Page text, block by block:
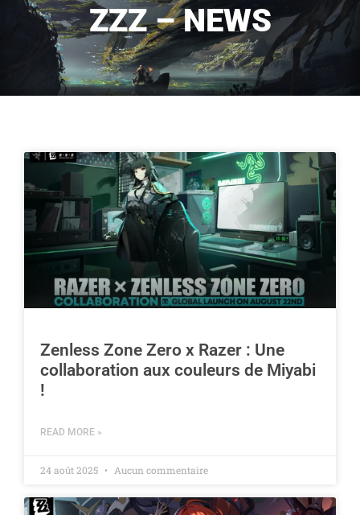
ZZZ – NEWS
Zenless Zone Zero x Razer : Une
collaboration aux couleurs de Miyabi
!
READ MORE »
24 août 2025 Aucun commentaire